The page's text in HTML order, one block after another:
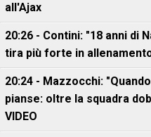
all'Ajax
20:26 - Contini: "18 anni di
tira più forte in
20:24 - Mazzocchi:
pianse: oltre la squadra
VIDEO